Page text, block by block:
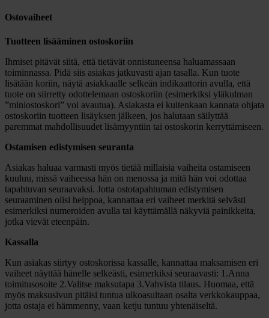
Ostovaiheet
Tuotteen lisääminen ostoskoriin
Ihmiset pitävät siitä, että tietävät onnistuneensa haluamassaan
toiminnassa. Pidä siis asiakas jatkuvasti ajan tasalla. Kun tuote
lisätään koriin, näytä asiakkaalle selkeän indikaattorin avulla, että
tuote on siirretty odottelemaan ostoskoriin (esimerkiksi yläkulman
”miniostoskori” voi avautua). Asiakasta ei kuitenkaan kannata ohjata
ostoskoriin tuotteen lisäyksen jälkeen, jos halutaan säilyttää
paremmat mahdollisuudet lisämyyntiin tai ostoskorin kerryttämiseen.
Ostamisen edistymisen seuranta
Asiakas haluaa varmasti myös tietää millaisia vaiheita ostamiseen
kuuluu, missä vaiheessa hän on menossa ja mitä hän voi odottaa
tapahtuvan seuraavaksi. Jotta ostotapahtuman edistymisen
seuraaminen olisi helppoa, kannattaa eri vaiheet merkitä selvästi
esimerkiksi numeroiden avulla tai käyttämällä näkyviä painikkeita,
jotka vievät eteenpäin.
Kassalla
Kun asiakas siirtyy ostoskorissa kassalle, kannattaa maksamisen eri
vaiheet näyttää hänelle selkeästi, esimerkiksi seuraavasti: 1.Anna
toimitusosoite 2.Valitse maksutapa 3.Vahvista tilaus. Huomaa, että
myös maksusivun pitäisi tuntua ulkoasultaan osalta verkkokauppaa,
jotta ostaja ei hämmenny, vaan ketju tuntuu yhtenäiseltä.